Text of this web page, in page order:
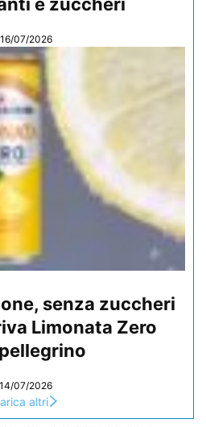
e zuccheri
16/07/2026
senza zuccheri
Limonata Zero
14/07/2026
altri